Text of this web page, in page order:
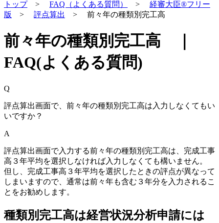
トップ> FAQ（よくある質問） > 経審大臣®フリー
版
> 評点算出 > 前々年の種類別完工高
前々年の種類別完工高 ｜
FAQ(よくある質問)
Q
評点算出画面で、前々年の種類別完工高は入力しなくてもい
いですか？
A
評点算出画面で入力する前々年の種類別完工高は、完成工事
高３年平均を選択しなければ入力しなくても構いません。
但し、完成工事高３年平均を選択したときの評点が異なって
しまいますので、通常は前々年も含む３年分を入力されるこ
とをお勧めします。
種類別完工高は経営状況分析申請には